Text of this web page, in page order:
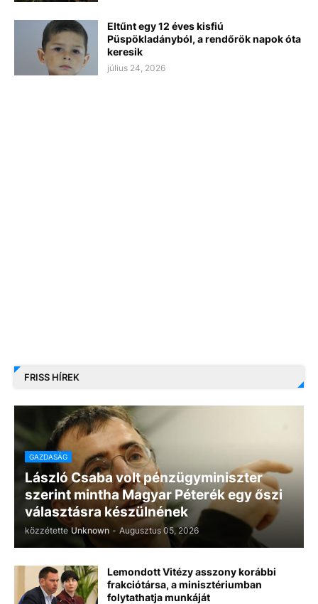
Eltűnt egy 12 éves kisfiú
Püspökladányból, a rendőrök napok óta
keresik
július 24, 2026
FRISS HÍREK
GAZDASÁG
László Csaba volt pénzügyminiszter
szerint mintha Magyar Péterék egy őszi
választásra készülnének
közzétette Unknown - Augusztus 05, 2026
Lemondott Vitézy asszony korábbi
frakciótársa, a minisztériumban
folytathatja munkáját